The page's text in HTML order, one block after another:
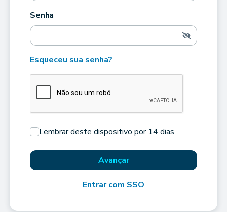
Senha
Esqueceu sua senha?
Lembrar deste dispositivo por 14 dias
Avançar
Entrar com SSO